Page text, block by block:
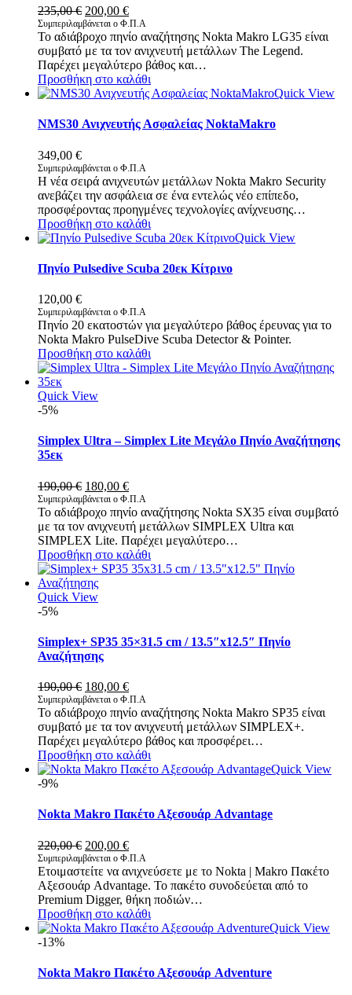
235,00€ Original
price
was:
235,00 €.
200,00 €Η
τρέχουσα
τιμή
είναι:
200,00 €.
Συμπεριλαμβάνεται ο Φ.Π.Α
Το αδιάβροχο πηνίο αναζήτησης Nokta Makro LG35 είναι
συμβατό με τα τον ανιχνευτή μετάλλων The Legend.
Παρέχει μεγαλύτερο βάθος και…
Προσθήκη στο καλάθι
Quick View
NMS30 Ανιχνευτής Ασφαλείας NoktaMakro
349,00 €
Συμπεριλαμβάνεται ο Φ.Π.Α
Η νέα σειρά ανιχνευτών μετάλλων Nokta Makro Security
ανεβάζει την ασφάλεια σε ένα εντελώς νέο επίπεδο,
προσφέροντας προηγμένες τεχνολογίες ανίχνευσης…
Προσθήκη στο καλάθι
Quick View
Πηνίο Pulsedive Scuba 20εκ Κίτρινο
120,00 €
Συμπεριλαμβάνεται ο Φ.Π.Α
Πηνίο 20 εκατοστών για μεγαλύτερο βάθος έρευνας για το
Nokta Makro PulseDive Scuba Detector & Pointer.
Προσθήκη στο καλάθι
Quick View
-5%
Simplex Ultra – Simplex Lite Μεγάλο Πηνίο Αναζήτησης
35εκ
190,00€ Original
price
was:
190,00 €.
180,00 €Η
τρέχουσα
τιμή
είναι:
180,00 €.
Συμπεριλαμβάνεται ο Φ.Π.Α
Το αδιάβροχο πηνίο αναζήτησης Nokta SX35 είναι συμβατό
με τα τον ανιχνευτή μετάλλων SIMPLEX Ultra και
SIMPLEX Lite. Παρέχει μεγαλύτερο…
Προσθήκη στο καλάθι
Quick View
-5%
Simplex+ SP35 35×31.5 cm / 13.5″x12.5″ Πηνίο
Αναζήτησης
190,00€ Original
price
was:
190,00 €.
180,00 €Η
τρέχουσα
τιμή
είναι:
180,00 €.
Συμπεριλαμβάνεται ο Φ.Π.Α
Το αδιάβροχο πηνίο αναζήτησης Nokta Makro SP35 είναι
συμβατό με τα τον ανιχνευτή μετάλλων SIMPLEX+.
Παρέχει μεγαλύτερο βάθος και προσφέρει…
Προσθήκη στο καλάθι
Quick View
-9%
Nokta Makro Πακέτο Αξεσουάρ Advantage
220,00€ Original
price
was:
220,00 €.
200,00 €Η
τρέχουσα
τιμή
είναι:
200,00 €.
Συμπεριλαμβάνεται ο Φ.Π.Α
Ετοιμαστείτε να ανιχνεύσετε με το Nokta | Makro Πακέτο
Αξεσουάρ Advantage. Το πακέτο συνοδεύεται από το
Premium Digger, θήκη ποδιών…
Προσθήκη στο καλάθι
Quick View
-13%
Nokta Makro Πακέτο Αξεσουάρ Adventure